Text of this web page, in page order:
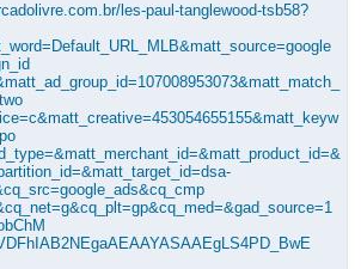
les-paul-tanglewood-tsb58?